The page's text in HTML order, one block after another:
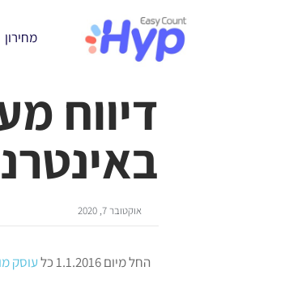
מחירון
דיווח
אוקטובר 7, 2020
החל מיום 1.1.2016 כל עוסק